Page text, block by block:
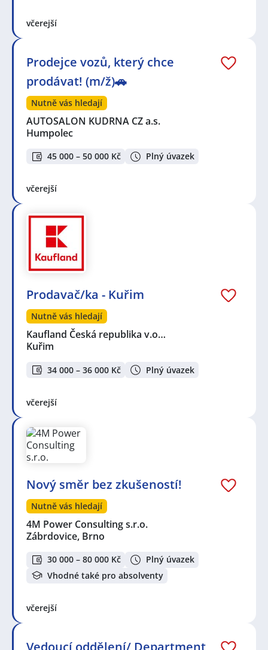
včerejší
Prodejce vozů, který chce
prodávat! (m/ž)🚗
Nutně vás hledají
AUTOSALON KUDRNA CZ a.s.
Humpolec
45 000 – 50 000 Kč Plný úvazek
včerejší
Prodavač/ka - Kuřim
Nutně vás hledají
Kaufland Česká republika v.o…
Kuřim
34 000 – 36 000 Kč Plný úvazek
včerejší
Nový směr bez zkušeností!
Nutně vás hledají
4M Power Consulting s.r.o.
Zábrdovice, Brno
30 000 – 80 000 Kč
Plný úvazek
Vhodné také pro absolventy
včerejší